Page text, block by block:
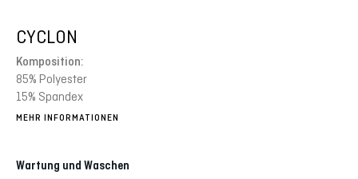
CYCLON
Komposition:
85% Polyester
15% Spandex
MEHR INFORMATIONEN
Wartung und Waschen